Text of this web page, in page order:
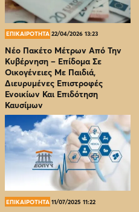
ΕΠΙΚΑΙΡΟΤΗΤΑ 22/04/2026 13:23
Νέο Πακέτο Μέτρων Από Την
Κυβέρνηση – Επίδομα Σε
Οικογένειες Με Παιδιά,
Διευρυμένες Επιστροφές
Ενοικίων Και Επιδότηση
Καυσίμων
ΕΠΙΚΑΙΡΟΤΗΤΑ 11/07/2025 11:22